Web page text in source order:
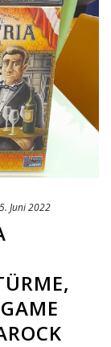
Juni 2022